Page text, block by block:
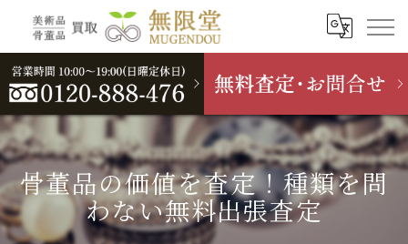
骨董品の価値を査定！種類を問
わない無料出張査定